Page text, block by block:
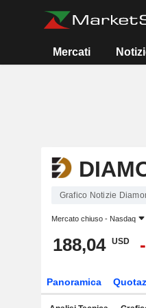
Mercati
Grafico Notizie
Mercato chiuso - Nasdaq
188,04 USD
Panoramica